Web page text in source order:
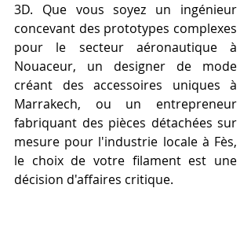
3D. Que vous soyez un ingénieur
concevant des prototypes complexes
pour le secteur aéronautique à
Nouaceur, un designer de mode
créant des accessoires uniques à
Marrakech, ou un entrepreneur
fabriquant des pièces détachées sur
mesure pour l'industrie locale à Fès,
le choix de votre filament est une
décision d'affaires critique.